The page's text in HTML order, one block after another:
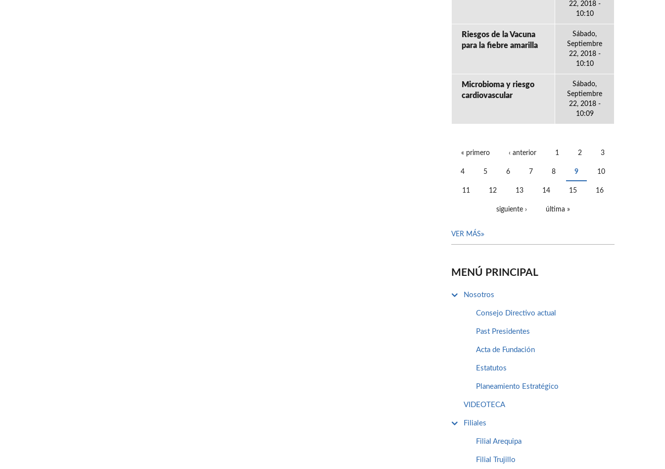
22, 2018 -
10:10
Riesgos de la Vacuna
para la fiebre amarilla
Sábado,
Septiembre
22, 2018 -
10:10
Microbioma y riesgo
cardiovascular
Sábado,
Septiembre
22, 2018 -
10:09
« primero ‹ anterior 1 2 3
4 5 6 7 8 9 10
11 12 13 14 15 16
siguiente › última »
VER MÁS
MENÚ PRINCIPAL
Nosotros
Consejo Directivo actual
Past Presidentes
Acta de Fundación
Estatutos
Planeamiento Estratégico
VIDEOTECA
Filiales
Filial Arequipa
Filial Trujillo